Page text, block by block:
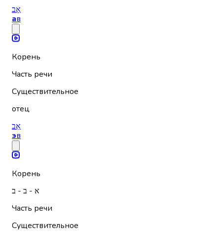
אָב
ав
Корень
Часть речи
Существительное
отец
אֵב
эв
Корень
א - ב - ב
Часть речи
Существительное